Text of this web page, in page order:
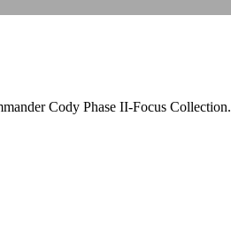
Cody Phase II-Focus Collection.